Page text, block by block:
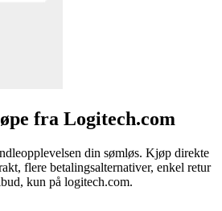
fra Logitech.com
din sømløs. Kjøp direkte
flere betalingsalternativer, enkel retur
kun på logitech.com.